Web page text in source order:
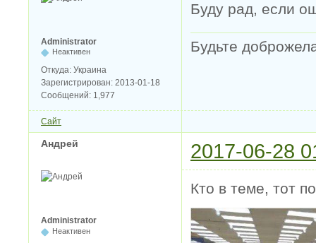
Administrator
Неактивен
Откуда: Украина
Зарегистрирован: 2013-01-18
Сообщений: 1,977
Буду рад, если
Будьте
Сайт
Андрей 2017-06-28
Administrator
Неактивен
Кто в теме, тот